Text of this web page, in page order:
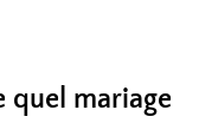
quel mariage